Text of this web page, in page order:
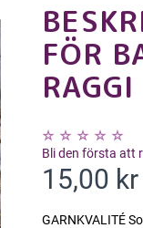
FÖR
RAGGI
Bli den första att
15,00 kr
GARNKVALITÉ